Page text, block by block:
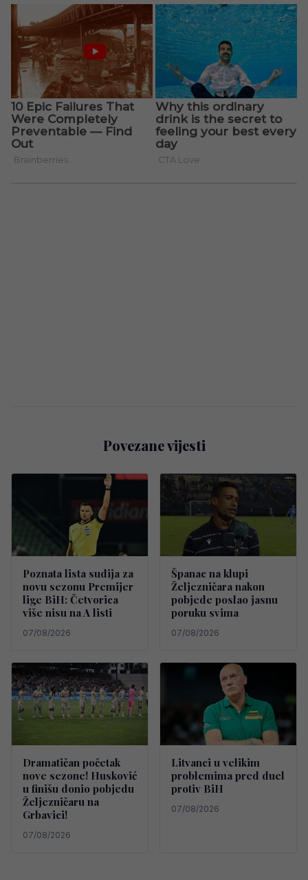
Povezane vijesti
Poznata lista sudija za
novu sezonu Premijer
lige BiH: Četvorica
više nisu na A listi
07/08/2026
Španac na klupi
Željezničara nakon
pobjede poslao jasnu
poruku svima
07/08/2026
Dramatičan početak
nove sezone! Husković
u finišu donio pobjedu
Željezničaru na
Grbavici!
07/08/2026
Litvanci u velikim
problemima pred duel
protiv BiH
07/08/2026